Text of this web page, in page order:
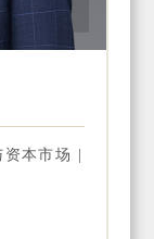
本市场 |